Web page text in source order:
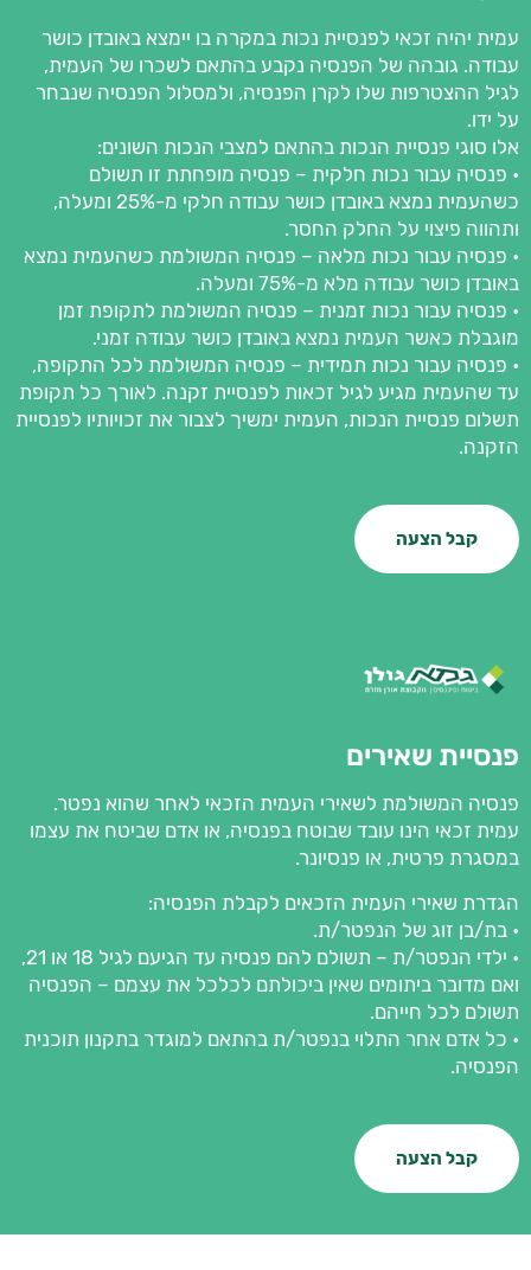
עמית יהיה זכאי לפנסיית נכות במקרה בו יימצא באובדן כושר
עבודה. גובהה של הפנסיה נקבע בהתאם לשכרו של העמית,
לגיל ההצטרפות שלו לקרן הפנסיה, ולמסלול הפנסיה שנבחר
על ידו.
אלו סוגי פנסיית הנכות בהתאם למצבי הנכות השונים:
• פנסיה עבור נכות חלקית – פנסיה מופחתת זו תשולם
כשהעמית נמצא באובדן כושר עבודה חלקי מ-25% ומעלה,
ותהווה פיצוי על החלק החסר.
• פנסיה עבור נכות מלאה – פנסיה המשולמת כשהעמית נמצא
באובדן כושר עבודה מלא מ-75% ומעלה.
• פנסיה עבור נכות זמנית – פנסיה המשולמת לתקופת זמן
מוגבלת כאשר העמית נמצא באובדן כושר עבודה זמני.
• פנסיה עבור נכות תמידית – פנסיה המשולמת לכל התקופה,
עד שהעמית מגיע לגיל זכאות לפנסיית זקנה. לאורך כל תקופת
תשלום פנסיית הנכות, העמית ימשיך לצבור את זכויותיו לפנסיית
הזקנה.
קבל הצעה
פנסיית שאירים
פנסיה המשולמת לשאירי העמית הזכאי לאחר שהוא נפטר.
עמית זכאי הינו עובד שבוטח בפנסיה, או אדם שביטח את עצמו
במסגרת פרטית, או פנסיונר.
הגדרת שאירי העמית הזכאים לקבלת הפנסיה:
• בת/בן זוג של הנפטר/ת.
• ילדי הנפטר/ת – תשולם להם פנסיה עד הגיעם לגיל 18 או 21,
ואם מדובר ביתומים שאין ביכולתם לכלכל את עצמם – הפנסיה
תשולם לכל חייהם.
• כל אדם אחר התלוי בנפטר/ת בהתאם למוגדר בתקנון תוכנית
הפנסיה.
קבל הצעה